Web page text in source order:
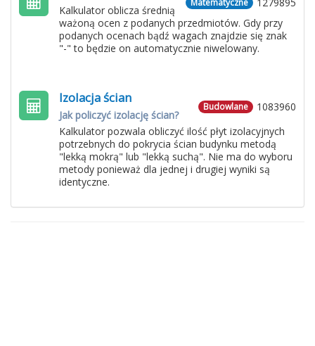
Matematyczne
Kalkulator oblicza średnią
ważoną ocen z podanych przedmiotów. Gdy przy
podanych ocenach bądź wagach znajdzie się znak
"-" to będzie on automatycznie niwelowany.
1083960
Budowlane
Izolacja ścian
Jak policzyć izolację ścian?
Kalkulator pozwala obliczyć ilość płyt izolacyjnych
potrzebnych do pokrycia ścian budynku metodą
"lekką mokrą" lub "lekką suchą". Nie ma do wyboru
metody ponieważ dla jednej i drugiej wyniki są
identyczne.